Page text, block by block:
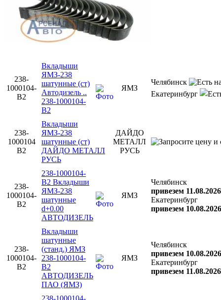
238-
1000104-
В2
Вкладыши
ЯМЗ-238
шатунные (ст)
Автодизель ..
238-1000104-
В2
ЯМЗ
Челябинск
Екатеринбург
238-
1000104
В2
Вкладыши
ЯМЗ-238
шатунные (ст)
ДАЙДО МЕТАЛЛ
РУСЬ
ДАЙДО
МЕТАЛЛ
РУСЬ
238-
1000104-
В2
238-1000104-
В2 Вкладыши
ЯМЗ-238
шатунные
d+0.00
АВТОДИЗЕЛЬ
ЯМЗ
Челябинск
привезем
Екатеринбург
привезем
238-
1000104-
В2
Вкладыши
шатунные
(станд.) ЯМЗ
238-1000104-
В2
АВТОДИЗЕЛЬ
ПАО (ЯМЗ)
ЯМЗ
Челябинск
привезем
Екатеринбург
привезем
238-1000104-